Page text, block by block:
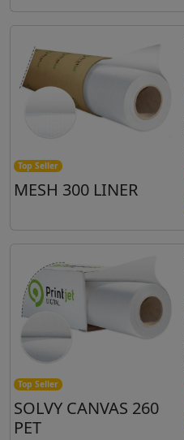
Top Seller
MESH 300 LINER
Top Seller
SOLVY CANVAS 260
PET